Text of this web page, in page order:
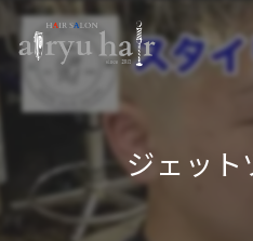
ジェット